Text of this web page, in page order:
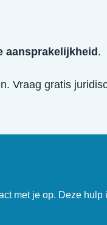
aansprakelijkheid .
. Vraag gratis
met je op. Deze hulp